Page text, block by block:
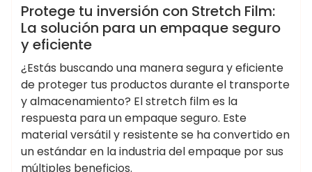
Protege tu inversión con Stretch Film:
La solución para un empaque seguro
y eficiente
¿Estás buscando una manera segura y eficiente
de proteger tus productos durante el transporte
y almacenamiento? El stretch film es la
respuesta para un empaque seguro. Este
material versátil y resistente se ha convertido en
un estándar en la industria del empaque por sus
múltiples beneficios.